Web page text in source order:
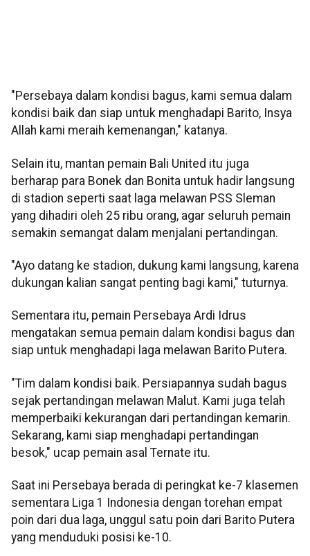
"Persebaya dalam kondisi bagus, kami semua dalam
kondisi baik dan siap untuk menghadapi Barito, Insya
Allah kami meraih kemenangan," katanya.
Selain itu, mantan pemain Bali United itu juga
berharap para Bonek dan Bonita untuk hadir langsung
di stadion seperti saat laga melawan PSS Sleman
yang dihadiri oleh 25 ribu orang, agar seluruh pemain
semakin semangat dalam menjalani pertandingan.
"Ayo datang ke stadion, dukung kami langsung, karena
dukungan kalian sangat penting bagi kami," tuturnya.
Sementara itu, pemain Persebaya Ardi Idrus
mengatakan semua pemain dalam kondisi bagus dan
siap untuk menghadapi laga melawan Barito Putera.
"Tim dalam kondisi baik. Persiapannya sudah bagus
sejak pertandingan melawan Malut. Kami juga telah
memperbaiki kekurangan dari pertandingan kemarin.
Sekarang, kami siap menghadapi pertandingan
besok," ucap pemain asal Ternate itu.
Saat ini Persebaya berada di peringkat ke-7 klasemen
sementara Liga 1 Indonesia dengan torehan empat
poin dari dua laga, unggul satu poin dari Barito Putera
yang menduduki posisi ke-10.